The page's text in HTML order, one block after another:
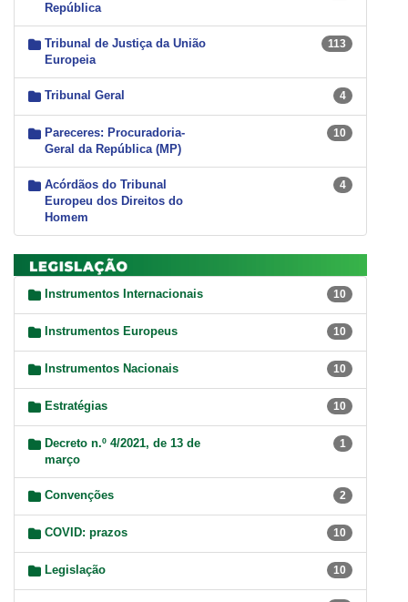
República
Tribunal de Justiça da União
Europeia
113
Tribunal Geral 4
Pareceres: Procuradoria-
Geral da República (MP)
10
Acórdãos do Tribunal
Europeu dos Direitos do
Homem
4
Instrumentos Internacionais 10
Instrumentos Europeus 10
Instrumentos Nacionais 10
Estratégias 10
Decreto n.º 4/2021, de 13 de
março
1
Convenções 2
COVID: prazos 10
Legislação 10